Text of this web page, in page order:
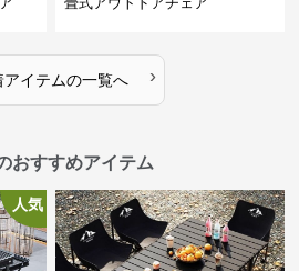
アイテムの一覧へ ›
おすすめアイテム
人気